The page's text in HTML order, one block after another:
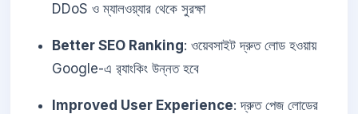
DDoS ও ম্যালওয়্যার থেকে সুরক্ষা
Better SEO Ranking: ওয়েবসাইট দ্রুত লোড হওয়ায়
Google-এ র‌্যাংকিং উন্নত হবে
Improved User Experience: দ্রুত পেজ লোডের